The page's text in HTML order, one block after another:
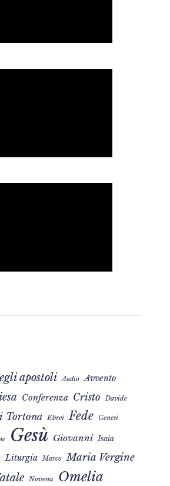
apostoli Audio Avvento
Conferenza Cristo Davide
Tortona Ebrei Fede Genesi
Gesù Giovanni Isaia
Liturgia Marco Maria Vergine
Novena Omelia